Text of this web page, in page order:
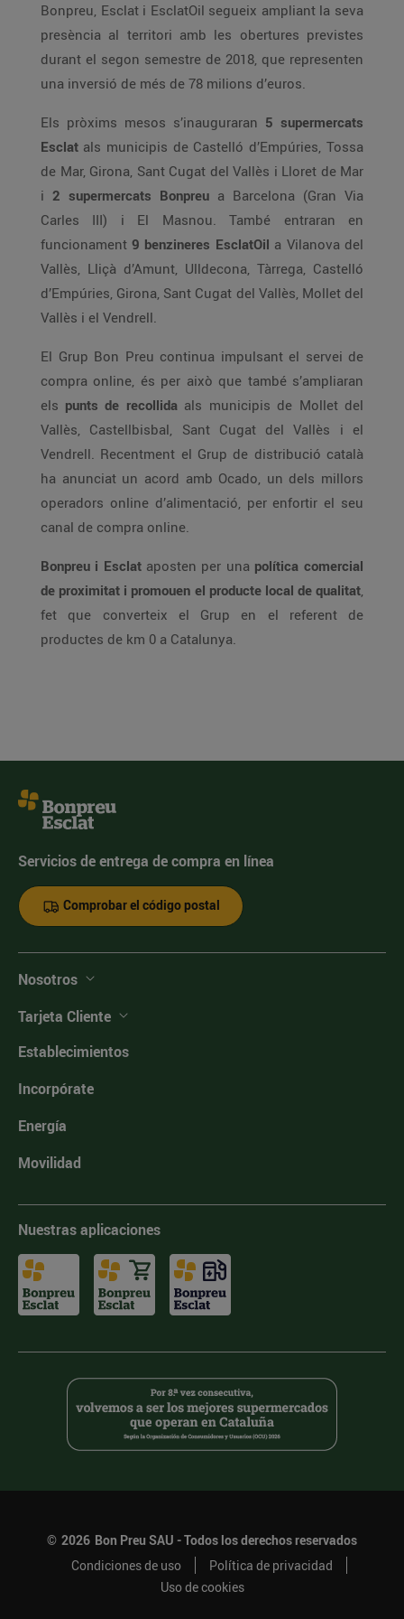
Bonpreu, Esclat i EsclatOil segueix ampliant la seva
presència al territori amb les obertures previstes
durant el segon semestre de 2018, que representen
una inversió de més de 78 milions d’euros.
Els pròxims mesos s’inauguraran 5 supermercats
Esclat als municipis de Castelló d’Empúries, Tossa
de Mar, Girona, Sant Cugat del Vallès i Lloret de Mar
i 2 supermercats Bonpreu a Barcelona (Gran Via
Carles III) i El Masnou. També entraran en
funcionament 9 benzineres EsclatOil a Vilanova del
Vallès, Lliçà d’Amunt, Ulldecona, Tàrrega, Castelló
d’Empúries, Girona, Sant Cugat del Vallès, Mollet del
Vallès i el Vendrell.
El Grup Bon Preu continua impulsant el servei de
compra online, és per això que també s’ampliaran
els punts de recollida als municipis de Mollet del
Vallès, Castellbisbal, Sant Cugat del Vallès i el
Vendrell. Recentment el Grup de distribució català
ha anunciat un acord amb Ocado, un dels millors
operadors online d’alimentació, per enfortir el seu
canal de compra online.
Bonpreu i Esclat aposten per una política comercial
de proximitat i promouen el producte local de qualitat,
fet que converteix el Grup en el referent de
productes de km 0 a Catalunya.
Servicios de entrega de compra en línea
Comprobar el código postal
Nosotros
Tarjeta Cliente
Establecimientos
Incorpórate
Energía
Movilidad
Nuestras aplicaciones
© 2026 Bon Preu SAU - Todos los derechos reservados
Condiciones de uso
Política de privacidad
Uso de cookies